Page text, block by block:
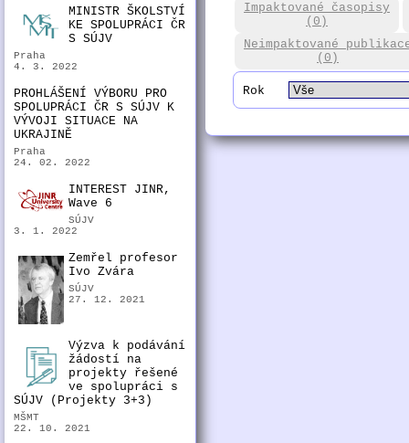
MINISTR ŠKOLSTVÍ
KE SPOLUPRÁCI ČR
S SÚJV
Praha
4. 3. 2022
PROHLÁŠENÍ VÝBORU PRO
SPOLUPRÁCI ČR S SÚJV K
VÝVOJI SITUACE NA
UKRAJINĚ
Praha
24. 02. 2022
INTEREST JINR,
Wave 6
SÚJV
3. 1. 2022
Zemřel profesor
Ivo Zvára
SÚJV
27. 12. 2021
Výzva k podávání
žádostí na
projekty řešené
ve spolupráci s
SÚJV (Projekty 3+3)
MŠMT
22. 10. 2021
Impaktované časopisy
(0)
Neimpaktované
(0)
Rok